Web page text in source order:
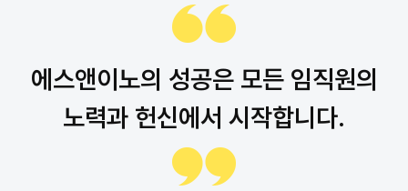
에스앤이노의 성공은 모든 임직원의
노력과 헌신에서 시작합니다.